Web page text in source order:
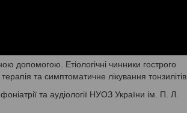
допомогою. Етіологічні чинники гострого
та симптоматичне лікування тонзилітів.
та аудіології НУОЗ України ім. П. Л.